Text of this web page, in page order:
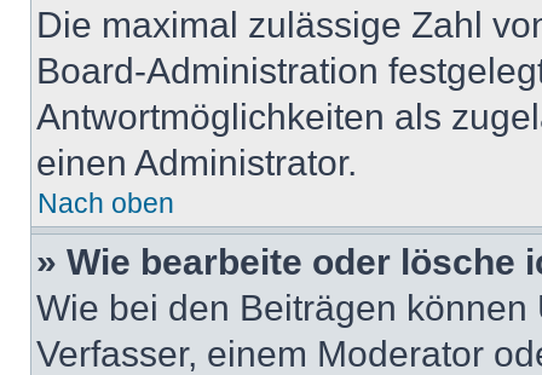
Die maximal zulässige Zahl
Board-Administration
Antwortmöglichkeiten als
einen Administrator.
Nach oben
» Wie bearbeite oder lösche
Wie bei den Beiträgen
Verfasser, einem Moderator